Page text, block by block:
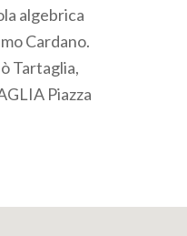
algebrica
Cardano.
Tartaglia,
Piazza